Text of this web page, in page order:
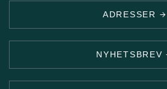
ADRESSER
NYHETSBREV